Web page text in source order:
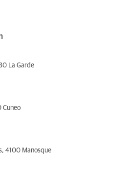
La Garde
Cuneo
4100 Manosque